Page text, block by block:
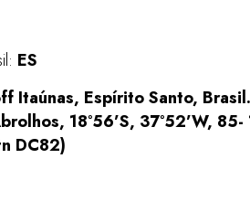
ES
Itaúnas, Espírito Santo,
18°56’S, 37°52’W, 85-
DC82)